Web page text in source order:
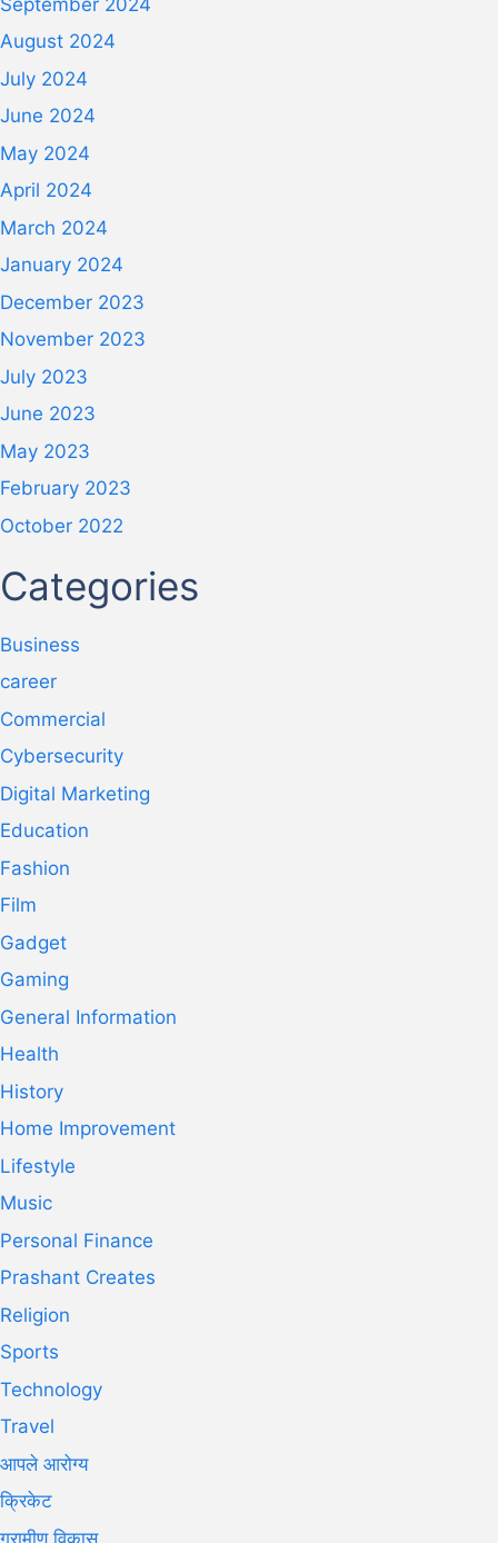
August 2024
July 2024
June 2024
May 2024
April 2024
March 2024
January 2024
December 2023
November 2023
July 2023
June 2023
May 2023
February 2023
October 2022
Categories
Business
career
Commercial
Cybersecurity
Digital Marketing
Education
Fashion
Film
Gadget
Gaming
General Information
Health
History
Home Improvement
Lifestyle
Music
Personal Finance
Prashant Creates
Religion
Sports
Technology
Travel
आपले आरोग्य
क्रिकेट
ग्रामीण विकास